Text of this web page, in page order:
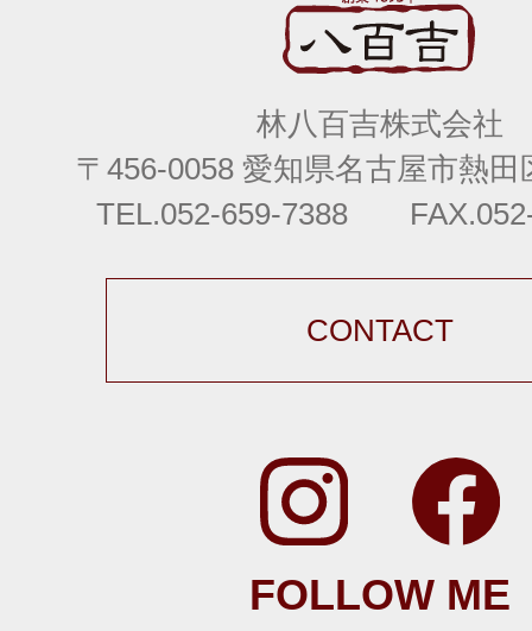
林八百吉株式会社
〒456-0058 愛知県名古屋市熱田
TEL.052-659-7388
CONTACT
FOLLOW ME